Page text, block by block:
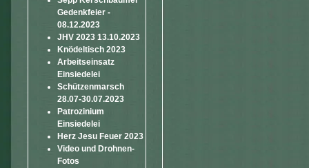
Gedenkfeier -
08.12.2023
JHV 2023 13.10.2023
Knödeltisch 2023
Arbeitseinsatz
Einsiedelei
Schützenmarsch
28.07-30.07.2023
Patrozinium
Einsiedelei
Herz Jesu Feuer 2023
Video und Drohnen-
Fotos